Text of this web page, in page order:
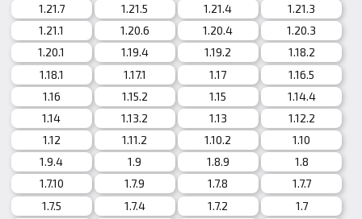
1.21.7
1.21.5 1.21.4
1.21.3
1.21.1
1.20.6 1.20.4
1.20.3
1.20.1
1.19.4 1.19.2
1.18.2
1.18.1
1.17.1 1.17
1.16.5
1.16
1.15.2 1.15
1.14.4
1.14
1.13.2 1.13
1.12.2
1.12
1.11.2 1.10.2
1.10
1.9.4
1.9 1.8.9
1.8
1.7.10
1.7.9 1.7.8
1.7.7
1.7.5
1.7.4 1.7.2
1.7